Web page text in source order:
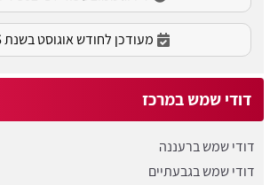
מעודכן לחודש אוגוסט בשנת 2026
דודי שמש במרכז
דודי שמש ברעננה
דודי שמש בגבעתיים